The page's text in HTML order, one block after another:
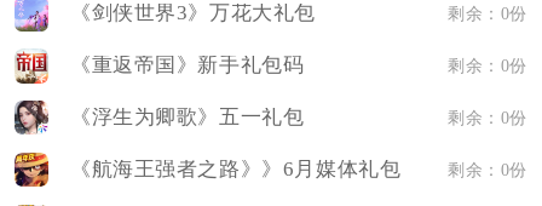
《剑侠世界3》万花大礼包 剩余：0份
《重返帝国》新手礼包码 剩余：0份
《浮生为卿歌》五一礼包 剩余：0份
《航海王强者之路》》6月媒体礼包 剩余：0份